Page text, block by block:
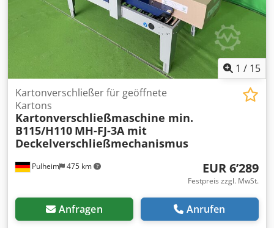
mm Breite 150 bis 480 mm Höhe 120 bis 500 mm
Rollenbahn ist nicht im Preis inbegriffen, kann als Option
zusätzlich erworben werden. Auf Wunsch auch mit einem
unserer Kartonverschließer kombinierbar.
1 / 15
Pulheim 475 km
Kartonverschließer für geöffnete
Kartons
Kartonverschließmaschine min.
B115/H110 MH-FJ-3A mit
Deckelverschließmechanismus
EUR 6’289
Festpreis zzgl. MwSt.
Anfragen Anrufen